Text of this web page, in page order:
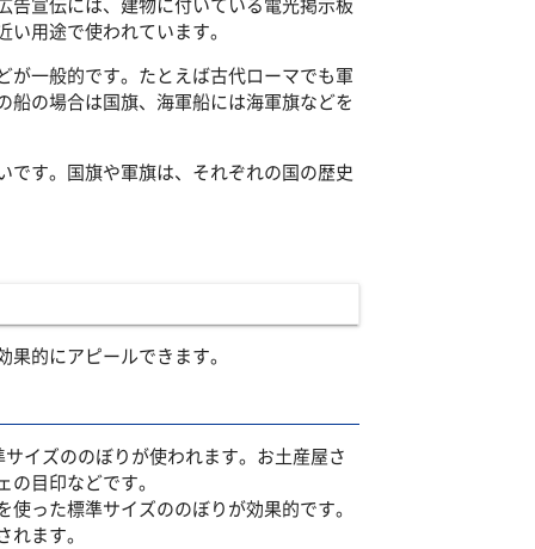
用途で使われています。
一般的です。たとえば古代ローマでも軍
の場合は国旗、海軍船には海軍旗などを
す。国旗や軍旗は、それぞれの国の歴史
的にアピールできます。
イズののぼりが使われます。お土産屋さ
目印などです。
った標準サイズののぼりが効果的です。
ます。